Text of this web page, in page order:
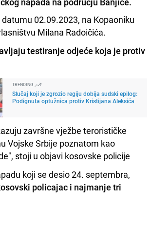
02.09.2023, na Kopaoniku
Milana Radoičića.
testiranje odjeće koja je protiv
TRENDING
Slučaj koji je zgrozio regiju dobija sudski epilog:
Podignuta optužnica protiv Kristijana Aleksića
završne vježbe terorističke
Vojske Srbije poznatom kao
stoji u objavi kosovske policije
koji se desio 24. septembra,
policajac i najmanje tri